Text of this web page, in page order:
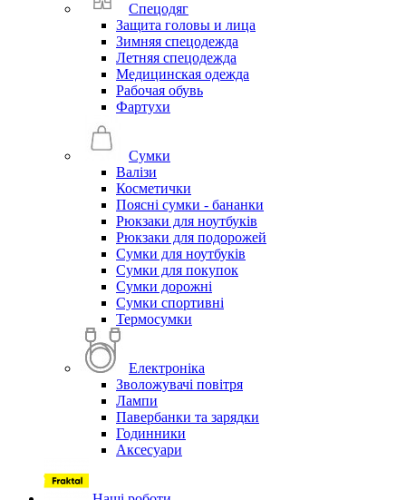
Спецодяг
Защита головы и лица
Зимняя спецодежда
Летняя спецодежда
Медицинская одежда
Рабочая обувь
Фартухи
Сумки
Валізи
Косметички
Поясні сумки - бананки
Рюкзаки для ноутбуків
Рюкзаки для подорожей
Сумки для ноутбуків
Сумки для покупок
Сумки дорожні
Сумки спортивні
Термосумки
Електроніка
Зволожувачі повітря
Лампи
Павербанки та зарядки
Годинники
Аксесуари